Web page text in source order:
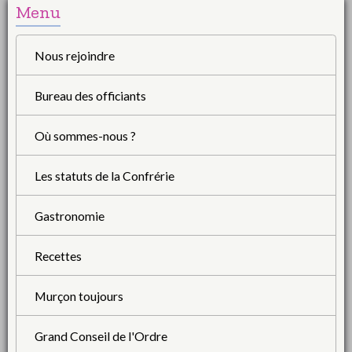
Menu
Nous rejoindre
Bureau des officiants
Où sommes-nous ?
Les statuts de la Confrérie
Gastronomie
Recettes
Murçon toujours
Grand Conseil de l'Ordre